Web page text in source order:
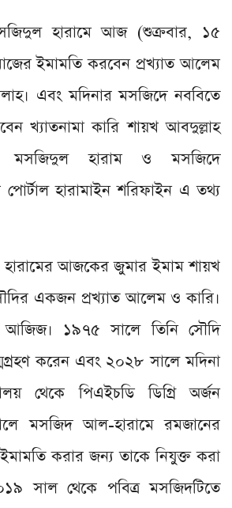
হারামে আজ (শুক্রবার, ১৫
ইমামতি করবেন প্রখ্যাত আলেম
এবং মদিনার মসজিদে নববিতে
খ্যাতনামা কারি শায়খ আবদুল্লাহ
মসজিদুল হারাম ও মসজিদে
হারামাইন শরিফাইন এ তথ্য
আজকের জুমার ইমাম শায়খ
একজন প্রখ্যাত আলেম ও কারি।
১৯৭৫ সালে তিনি সৌদি
করেন এবং ২০২৮ সালে মদিনা
থেকে পিএইচডি ডিগ্রি অর্জন
মসজিদ আল-হারামে রমজানের
ইমামতি করার জন্য তাকে নিযুক্ত করা
সাল থেকে পবিত্র মসজিদটিতে